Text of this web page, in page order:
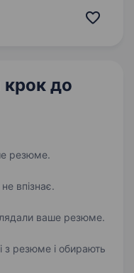
складу Групи
до
резюме.
впізнає.
ваше резюме.
резюме і обирають